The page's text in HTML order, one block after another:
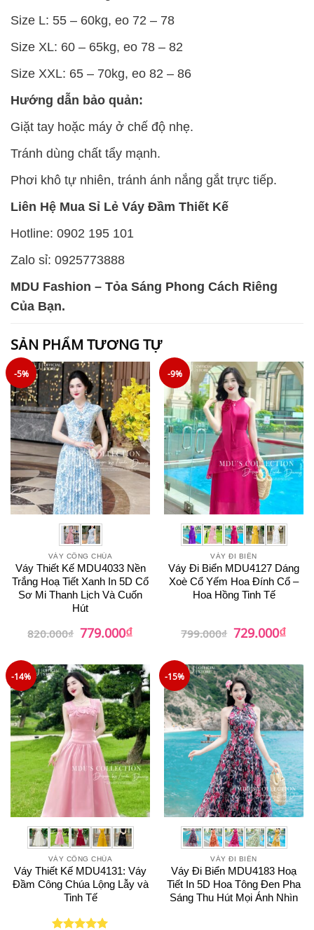
Size L: 55 – 60kg, eo 72 – 78
Size XL: 60 – 65kg, eo 78 – 82
Size XXL: 65 – 70kg, eo 82 – 86
Hướng dẫn bảo quản:
Giặt tay hoặc máy ở chế độ nhẹ.
Tránh dùng chất tẩy mạnh.
Phơi khô tự nhiên, tránh ánh nắng gắt trực tiếp.
Liên Hệ Mua Sỉ Lẻ Váy Đầm Thiết Kế
Hotline: 0902 195 101
Zalo sỉ: 0925773888
MDU Fashion – Tỏa Sáng Phong Cách Riêng
Của Bạn.
SẢN PHẨM TƯƠNG TỰ
-5%
VÁY CÔNG CHÚA
Váy Thiết Kế MDU4033 Nền
Trắng Hoạ Tiết Xanh In 5D Cổ
Sơ Mi Thanh Lịch Và Cuốn
Hút
820.000₫ Giá
gốc
779.000₫Giá
hiện
779.000₫.
-9%
VÁY ĐI BIỂN
Váy Đi Biển MDU4127 Dáng
Xoè Cổ Yếm Hoa Đính Cổ –
Hoa Hồng Tinh Tế
799.000₫ Giá
gốc
729.000₫Giá
hiện
-14%
VÁY CÔNG CHÚA
Váy Thiết Kế MDU4131: Váy
Đầm Công Chúa Lộng Lẫy và
Tinh Tế
-15%
VÁY ĐI BIỂN
Váy Đi Biển MDU4183 Hoạ
Tiết In 5D Hoa Tông Đen Pha
Sáng Thu Hút Mọi Ánh Nhìn